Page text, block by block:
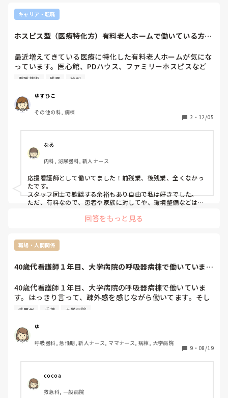
キャリア・転職
ホスピス型（医療特化方）有料老人ホームで働いている方に
最近増えてきている医療に特化した有料老人ホームが気にな
っています。医心館、PDハウス、ファミリーホスピスなど
給料もだいたい５００万以上はもらえているようで病院ほど
ツコツ働ける感じなら転職してみたいと思っています。
実際の業務のバタバタ加減やわからないことを質問し合えた
りできるのか、また前残業、後残業の状況など気になってい
料老人ホームで働いている方、働いたことがある方がいまし
たらご意見いただけると助かります。
看護技術 残業 給料
ゆずひこ
その他の科, 病棟
2 ・ 12/05
なる
内科, 泌尿器科, 新人ナース
応援看護師として働いてました！前残業、後残業、全くなかっ
たです。
スタッフ同士で歓談する余裕もあり自由で私は好きでした。
ただ、有料なので、患者や家族に対してや、環境整備などは小
でも犯人探しが始まりすごく嫌でした。
夜勤が4連夜勤（工場勤務と同じ）でしんどかったです、、
回答をもっと見る
職場・人間関係
40歳代看護師１年目、大学病院の呼吸器病棟で働いていま
40歳代看護師１年目、大学病院の呼吸器病棟で働いていま
す。はっきり言って、疎外感を感じながら働いてます。そし
て、経験が浅い為、なんでもかんでも時間がかかり、残業せ
に、記録や手技を見ていただかなければらず、お願いしなが
ら働いている状態です。しかし、守られているんだなと思
い、ありがたく感じていますが、残業を請求する際に、病棟
らしくグチグチ言われながら押印を頂いています。腹立ちま
す。1秒足りともサボってないのに…。だったらクビしろっ
て思っています。私も、定時で帰りたい。残業代なんかいら
残業代 手技 大学病院
ゆ
呼吸器科, 急性期, 新人ナース, ママナース, 病棟, 大学病院
9 ・ 08/19
cocoa
救急科, 一般病院